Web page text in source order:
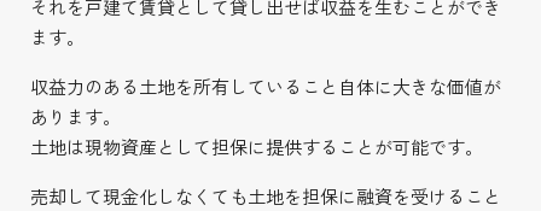
それを戸建て賃貸として貸し出せば収益を生むことができ
ます。
収益力のある土地を所有していること自体に大きな価値が
あります。
土地は現物資産として担保に提供することが可能です。
売却して現金化しなくても土地を担保に融資を受けること